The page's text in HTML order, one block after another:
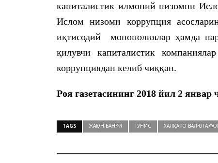
капиталистик илмоний низомни
Ислом низоми коррупция
иқтисодий монополиялар ҳамда
қилувчи капиталистик
коррупциядан келиб чиққан.
Роя газетасининг 2018 йил 2 январ
TAGS ЖАҲОН БАНКИ ТУНИС ХАЛҚАРО ВАЛЮТА